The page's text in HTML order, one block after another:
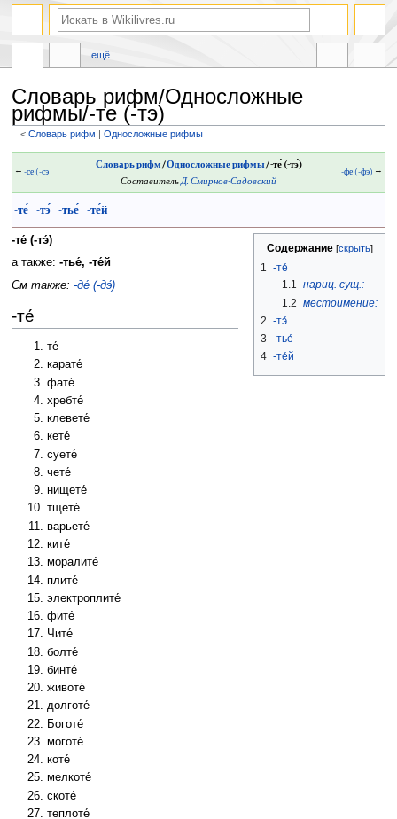
Словарь рифм/Односложные
рифмы/-те (-тэ)
<Словарь рифм ‎ |Односложные рифмы
навигации
поиску
← -се́ (-сэ́
Словарь рифм/Односложные рифмы/-те́ (-тэ́)
СоставительД. Смирнов-Садовский
-фе́ (-фэ́) →
-те́ -тэ́ -тье́ -те́й
Содержание
1 -те́
1.1
нариц. сущ.:
1.2
местоимение:
2 -тэ́
3 -тье́
4 -те́й
-те́ (-тэ́)
а также: -тье́, -те́й
См также: -де́ (-дэ́)
-те́
те́
карате́
фате́
хребте́
клевете́
кете́
суете́
чете́
нищете́
тщете́
варьете́
ките́
моралите́
плите́
электроплите́
фите́
Чите́
болте́
бинте́
животе́
долготе́
Боготе́
моготе́
коте́
мелкоте́
скоте́
теплоте́
ещё